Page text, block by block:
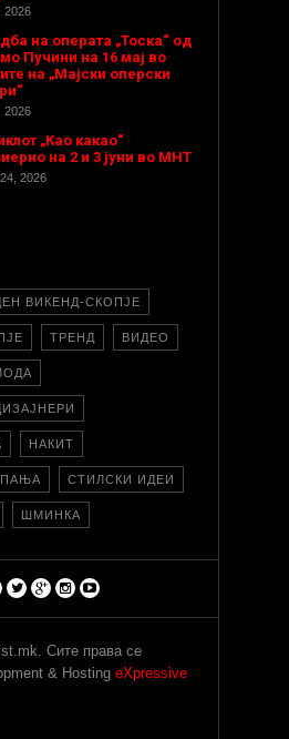
2026
на операта „Тоска“ од
Пучини на 16 мај во
на „Мајски оперски
2026
„Као какао“
на 2 и 3 јуни во МНТ
2026
ВИКЕНД-СКОПЈЕ
ТРЕНД ВИДЕО
НАКИТ
СТИЛСКИ ИДЕИ
ШМИНКА
Сите права се
& Hosting eXpressive